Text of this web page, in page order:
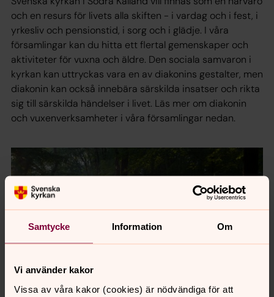
Samtycke Information Om
Vi använder kakor
Vissa av våra kakor (cookies) är nödvändiga för att
och en resurs för livets alla skiften - i vardag och i fest, i
yrkesliv och pensionstid, i sorg och i glädje. I våra
församlingar kan du hitta ett flertal gemenskaper och
aktiviteter för vuxna och äldre. Den sociala samvaron i
kyrkan kan uttryckas vara en av diakonins gestalter, men
diakonin kan också innebära särskilda insatser och rikta
sig till särskilda händelser i livet. Läs mer om diakonin
och vuxenverksamheter i våra församlingar nedan.